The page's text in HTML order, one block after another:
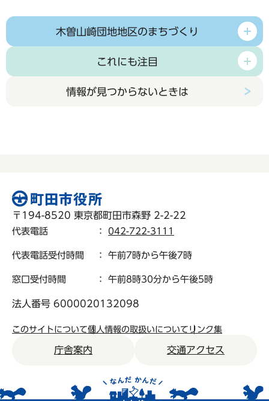
木曽山崎団地地区のまちづくり
これにも注目
情報が見つからないときは
〒194-8520 東京都町田市森野 2-2-22
代表電話 ： 042-722-3111
代表電話受付時間 ： 午前7時から午後7時
窓口受付時間 ： 午前8時30分から午後5時
法人番号 6000020132098
このサイトについて個人情報の取扱いについて リンク集
庁舎案内 交通アクセス